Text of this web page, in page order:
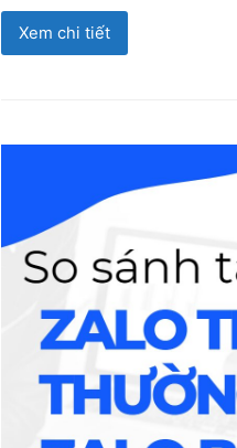
Xem chi tiết